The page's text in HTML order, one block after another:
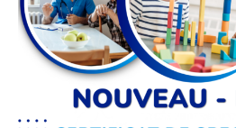
à
domicile